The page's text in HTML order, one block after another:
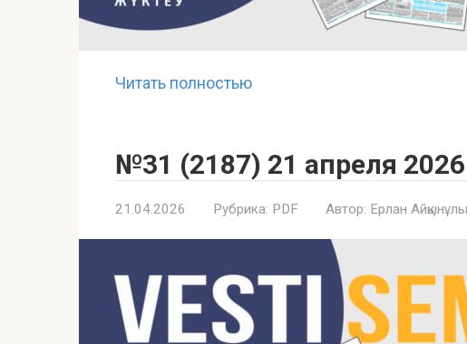
Читать полностью
№31 (2187) 21 апреля
21.04.2026 Рубрика: PDF Автор: Ерлан Айқынұлы